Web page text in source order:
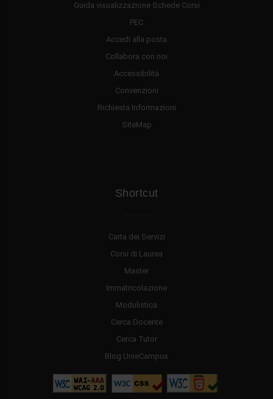
Guida visualizzazione Schede Corsi
PEC
Accedi alla posta
Collabora con noi
Accessibilità
Convenzioni
Richiesta Informazioni
SiteMap
Shortcut
Carta dei Servizi
Corsi di Laurea
Master
Immatricolazione
Modulistica
Cerca Docente
Cerca Tutor
Blog UnieCampus